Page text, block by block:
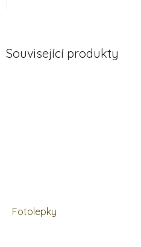
Související produkty
Fotolepky